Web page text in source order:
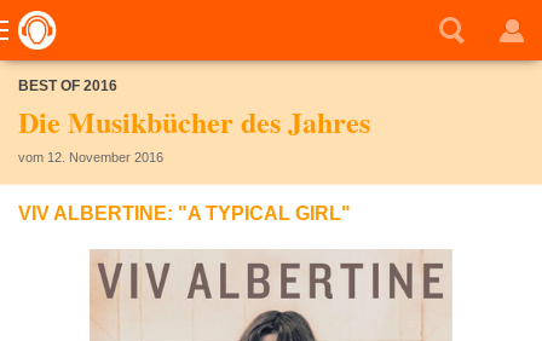
BEST OF 2016
Die Musikbücher des Jahres
vom 12. November 2016
VIV ALBERTINE: "A TYPICAL GIRL"